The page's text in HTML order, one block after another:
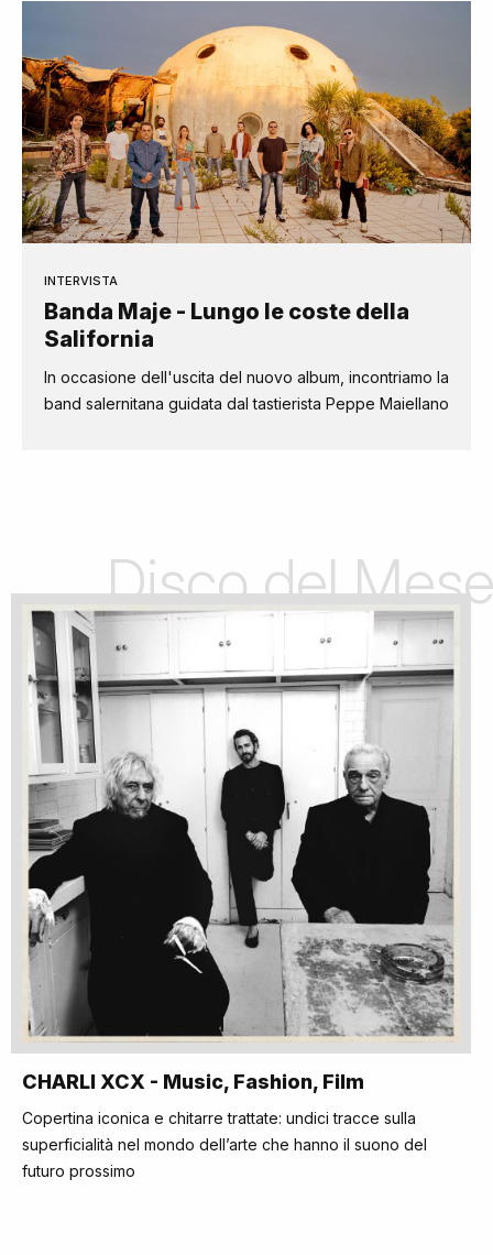
INTERVISTA
Banda Maje - Lungo le coste della
Salifornia
In occasione dell'uscita del nuovo album, incontriamo la
band salernitana guidata dal tastierista Peppe Maiellano
Disco del
CHARLI XCX - Music, Fashion, Film
Copertina iconica e chitarre trattate: undici tracce sulla
superficialità nel mondo dell’arte che hanno il suono del
futuro prossimo